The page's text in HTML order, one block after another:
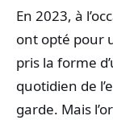
En 2023, à
ont opté pour
pris la forme
quotidien de
garde. Mais